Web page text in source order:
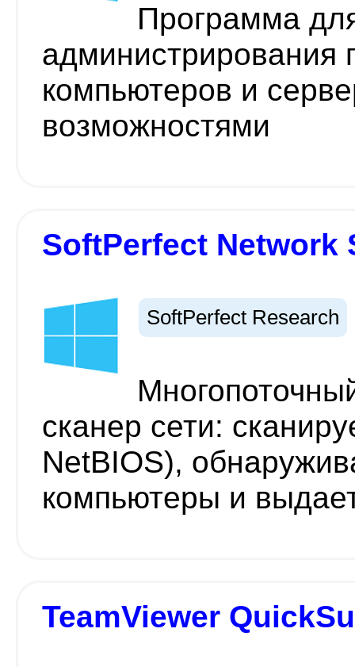
Программа
администрирования
компьютеров и
возможностями
SoftPerfect Network
SoftPerfect Research
сканер сети:
NetBIOS),
компьютеры и
TeamViewer